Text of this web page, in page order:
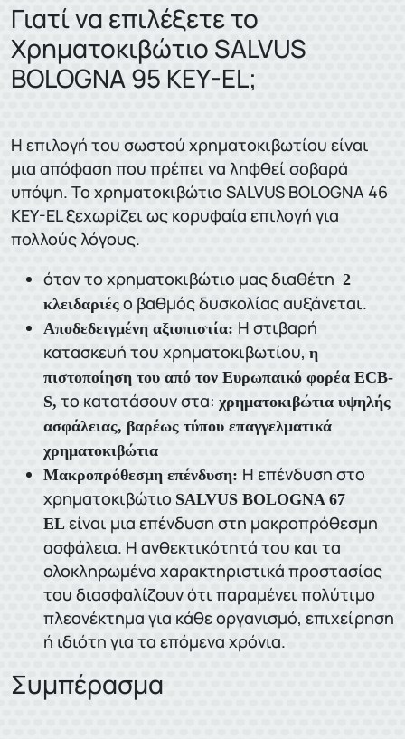
Γιατί να επιλέξετε το
Χρηματοκιβώτιο SALVUS
BOLOGNA 95 KEY-EL;
Η επιλογή του σωστού χρηματοκιβωτίου είναι
μια απόφαση που πρέπει να ληφθεί σοβαρά
υπόψη. Το χρηματοκιβώτιο SALVUS BOLOGNA 46
KEY-EL ξεχωρίζει ως κορυφαία επιλογή για
πολλούς λόγους.
όταν το χρηματοκιβώτιο μας διαθέτη 2
κλειδαριές ο βαθμός δυσκολίας αυξάνεται.
Αποδεδειγμένη αξιοπιστία: Η στιβαρή
κατασκευή του χρηματοκιβωτίου, η
πιστοποίηση του από τον Ευρωπαικό φορέα ECB-
S, το κατατάσουν στα: χρηματοκιβώτια υψηλής
ασφάλειας, βαρέως τύπου επαγγελματικά
χρηματοκιβώτια
Μακροπρόθεσμη επένδυση: Η επένδυση στο
χρηματοκιβώτιο SALVUS BOLOGNA 67
EL είναι μια επένδυση στη μακροπρόθεσμη
ασφάλεια. Η ανθεκτικότητά του και τα
ολοκληρωμένα χαρακτηριστικά προστασίας
του διασφαλίζουν ότι παραμένει πολύτιμο
πλεονέκτημα για κάθε οργανισμό, επιχείρηση
ή ιδιότη για τα επόμενα χρόνια.
Συμπέρασμα